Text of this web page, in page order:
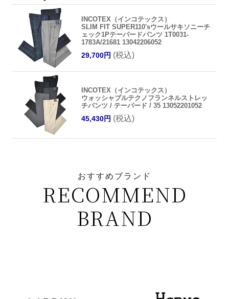
INCOTEX（インコテックス）
SLIM FIT SUPER110'sウールサキソニーチ
ェック1Pテーパードパンツ 1T0031-
1783A/21681 13042206052
29,700円 (税込)
INCOTEX（インコテックス）
ウォッシャブルテクノフランネルストレッ
チパンツ / テーパード / 35 13052201052
45,430円 (税込)
おすすめブランド
RECOMMEND
BRAND